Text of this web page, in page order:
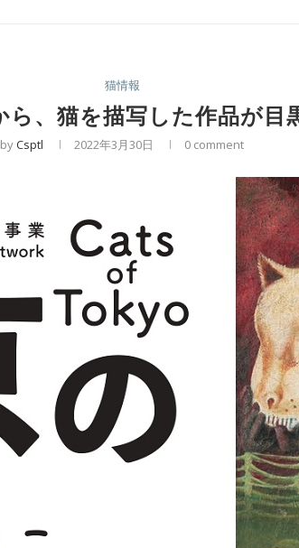
猫情報
ら、猫を描写した作品が目
byCsptl 2022年3月30日 0 comment